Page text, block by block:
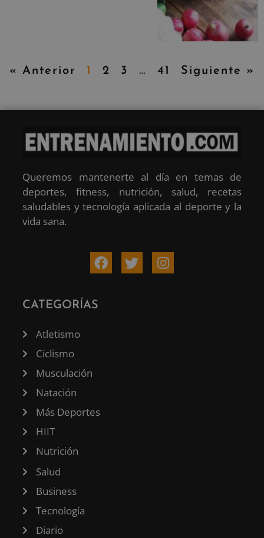
« Anterior 1 2 3 … 41 Siguiente »
Queremos mantenerte al día en temas de
deportes, fitness, nutrición, salud, recetas
saludables y tecnología aplicada al deporte y la
vida sana.
CATEGORÍAS
Atletismo
Ciclismo
Musculación
Natación
Más Deportes
HIIT
Nutrición
Salud
Business
Tecnología
Diario